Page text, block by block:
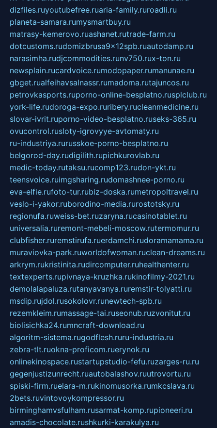
dizfiles.ruyoutubefree.ruaria-family.ruroadli.ru
planeta-samara.rumysmartbuy.ru
matrasy-kemerovo.ruashanet.rutrade-farm.ru
dotcustoms.rudomizbrusa9x12spb.ruautodamp.ru
narasimha.rudjcommodities.runv750.rux-ton.ru
newsplain.rucardvoice.rumodopaper.rumanunae.ru
gbget.rualfeihavsalnassr.rumadoma.rutajuncos.ru
petrovkasports.ruporno-online-besplatno.rusplclub.ru
york-life.rudoroga-expo.ruribery.rucleanmedicine.ru
slovar-ivrit.ruporno-video-besplatno.ruseks-365.ru
ovucontrol.rusloty-igrovyye-avtomaty.ru
ru-industriya.rurusskoe-porno-besplatno.ru
belgorod-day.rudigilith.rupichkurovlab.ru
medic-today.rutaksu.rucomp123.rudon-ykt.ru
teensvoice.ruimgsharing.rudomashnee-porno.ru
eva-elfie.rufoto-tur.rubiz-doska.rumetropoltravel.ru
veslo-i-yakor.ruborodino-media.rurostotsky.ru
regionufa.ruweiss-bet.ruzaryna.rucasinotablet.ru
universalia.ruremont-mebeli-moscow.rutermomur.ru
clubfisher.ruremstirufa.ruerdamchi.rudoramamama.ru
muraviovka-park.ruworldofwoman.ruclean-dreams.ru
arkrym.rukristinita.rudircomputer.ruhealthenter.ru
textexperts.rupivnaya-kruzhka.rukinofilmy-2021.ru
demolalapaluza.rutanyavanya.ruremstir-tolyatti.ru
msdip.rujdol.rusokolovr.runewtech-spb.ru
rezemkleim.rumassage-tai.ruseonub.ruzvonitut.ru
biolisichka24.rumncraft-download.ru
algoritm-sistema.rugodflesh.ruru-industria.ru
zebra-tlt.ruokna-proficom.ruerynok.ru
onlinekinospace.rustartupstudio-fefu.ruzarges-ru.ru
gegenjustizunrecht.ruautobalashov.ruutrovortu.ru
spiski-firm.ruelara-m.rukinomusorka.rumkcslava.ru
2bets.ruvintovoykompressor.ru
birminghamvsfulham.rusarmat-komp.rupioneeri.ru
amadis-chocolate.rushkurki-karakulya.ru